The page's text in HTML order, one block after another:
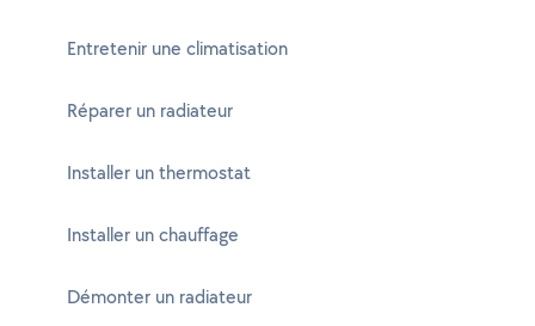
Entretenir une climatisation
Réparer un radiateur
Installer un thermostat
Installer un chauffage
Démonter un radiateur